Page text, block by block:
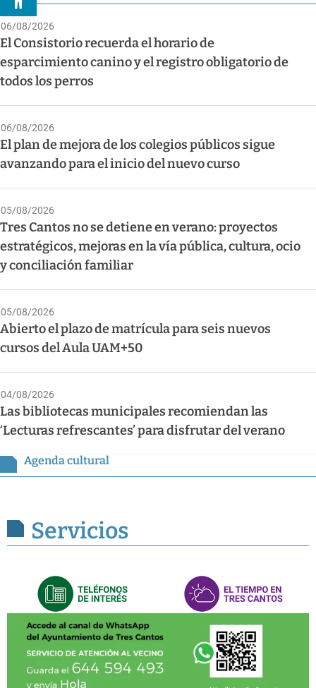
06/08/2026
El Consistorio recuerda el horario de
esparcimiento canino y el registro obligatorio de
todos los perros
06/08/2026
El plan de mejora de los colegios públicos sigue
avanzando para el inicio del nuevo curso
05/08/2026
Tres Cantos no se detiene en verano: proyectos
estratégicos, mejoras en la vía pública, cultura, ocio
y conciliación familiar
05/08/2026
Abierto el plazo de matrícula para seis nuevos
cursos del Aula UAM+50
04/08/2026
Las bibliotecas municipales recomiendan las
‘Lecturas refrescantes’ para disfrutar del verano
Agenda cultural
Servicios